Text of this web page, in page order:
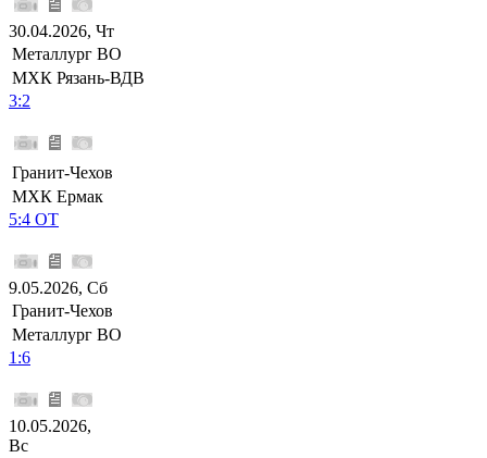
30.04.2026, Чт
Металлург ВО
МХК Рязань-ВДВ
3:2
Гранит-Чехов
МХК Ермак
5:4 ОТ
9.05.2026, Сб
Гранит-Чехов
Металлург ВО
1:6
10.05.2026,
Вс